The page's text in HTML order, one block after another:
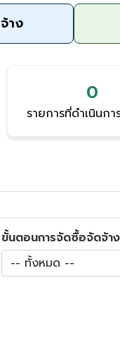
าง
0
รายการที่ดำเนินกา
ขั้นตอนการจัดซื้อจัดจ้าง
-- ทั้งหมด --